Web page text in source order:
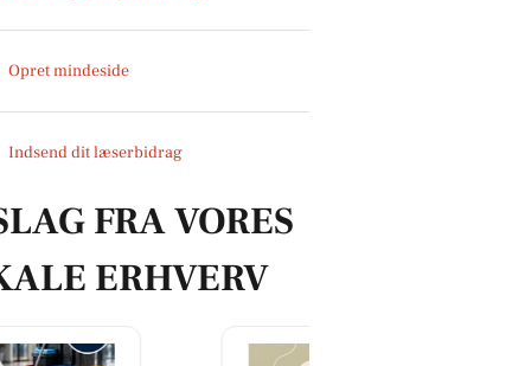
Opret mindeside
Indsend dit læserbidrag
FRA VORES
ERHVERV